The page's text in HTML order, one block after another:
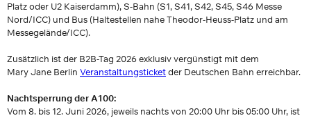
Platz oder U2 Kaiserdamm), S-Bahn (S1, S41, S42, S45, S46 Messe
Nord/ICC) und Bus (Haltestellen nahe Theodor-Heuss-Platz und am
Messegelände/ICC).
Zusätzlich ist der B2B-Tag 2026 exklusiv vergünstigt mit dem
Mary Jane Berlin Veranstaltungsticketder Deutschen Bahn erreichbar.
Nachtsperrung der A100:
Vom 8. bis 12. Juni 2026, jeweils nachts von 20:00 Uhr bis 05:00 Uhr, ist